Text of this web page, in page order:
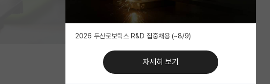
2026 두산로보틱스 R&D 집중채용 (~8/9)
자세히 보기